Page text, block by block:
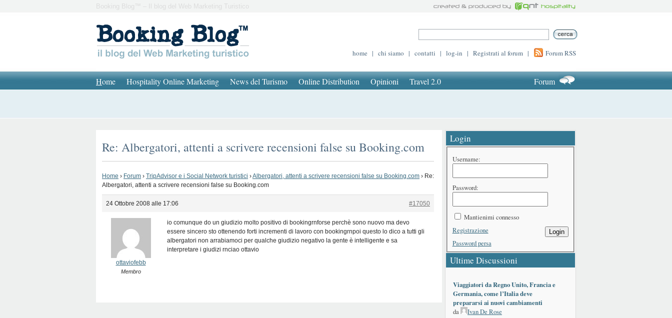
Booking Blog™ – Il blog del Web Marketing Turistico
home | chi siamo | contatti | log-in | Registrati al forum | Forum RSS
Home Hospitality Online Marketing News del Turismo Online Distribution Opinioni Travel 2.0 Forum
Re: Albergatori, attenti a scrivere recensioni false su Booking.com
Home › Forum › TripAdvisor e i Social Network turistici ›Albergatori, attenti a scrivere recensioni false su Booking.com › Re:
Albergatori, attenti a scrivere recensioni false su Booking.com
24 Ottobre 2008 alle 17:06 #17050
ottaviofebb
Membro
io comunque do un giudizio molto positivo di bookingrnforse perchè sono nuovo ma devo
essere sincero sto ottenendo forti incrementi di lavoro con bookingrnpoi questo lo dico a tutti gli
albergatori non arrabiamoci per qualche giudizio negativo la gente è intelligente e sa
interpretare i giudizi rnciao ottavio
Login
Username:
Password:
Mantienimi connesso
Login
Registrazione
Password persa
Ultime Discussioni
Viaggiatori da Regno Unito, Francia e
Germania, come l’Italia deve
prepararsi ai nuovi cambiamenti
da
Ivan De Rose